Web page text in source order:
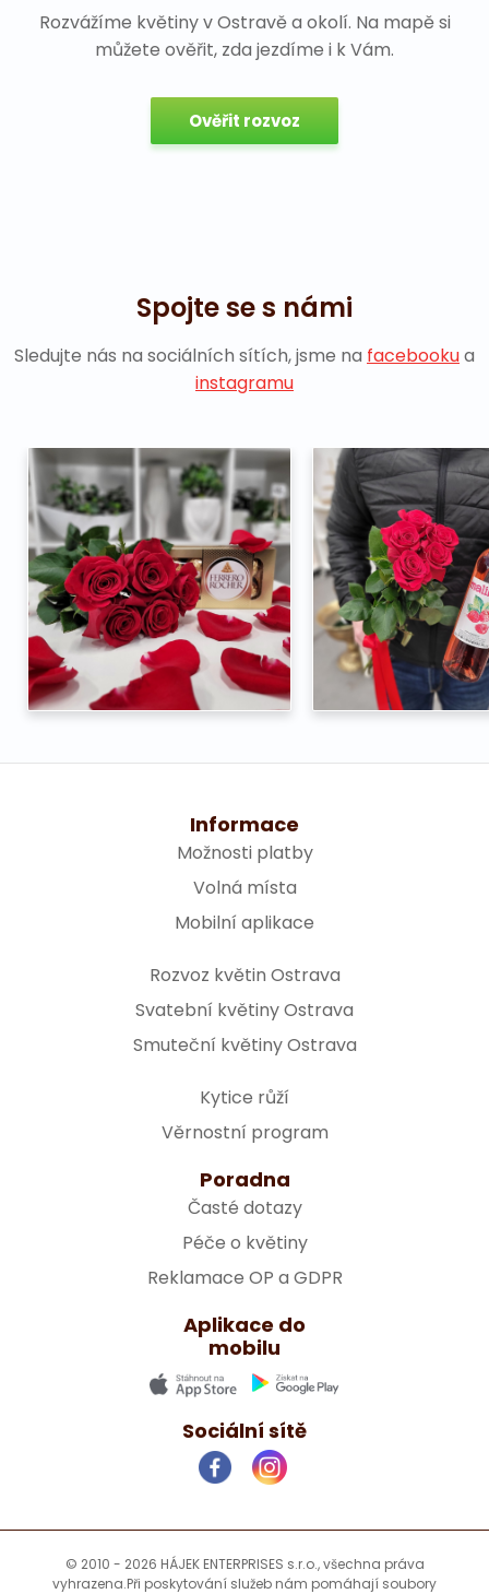
Rozvážíme květiny v Ostravě a okolí. Na mapě si
můžete ověřit, zda jezdíme i k Vám.
Ověřit rozvoz
Spojte se s námi
Sledujte nás na sociálních sítích, jsme na facebookua
instagramu
Informace
Možnosti platby
Volná místa
Mobilní aplikace
Rozvoz květin Ostrava
Svatební květiny Ostrava
Smuteční květiny Ostrava
Kytice růží
Věrnostní program
Poradna
Časté dotazy
Péče o květiny
Reklamace OP a GDPR
Aplikace do
mobilu
Sociální sítě
© 2010 - 2026 HÁJEK ENTERPRISES s.r.o., všechna práva
vyhrazena.Při poskytování služeb nám pomáhají soubory